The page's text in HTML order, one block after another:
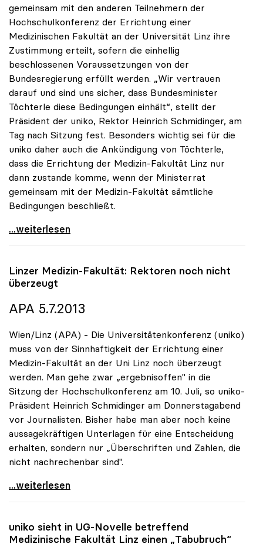
gemeinsam mit den anderen Teilnehmern der
Hochschulkonferenz der Errichtung einer
Medizinischen Fakultät an der Universität Linz ihre
Zustimmung erteilt, sofern die einhellig
beschlossenen Voraussetzungen von der
Bundesregierung erfüllt werden. „Wir vertrauen
darauf und sind uns sicher, dass Bundesminister
Töchterle diese Bedingungen einhält“, stellt der
Präsident der uniko, Rektor Heinrich Schmidinger, am
Tag nach Sitzung fest. Besonders wichtig sei für die
uniko daher auch die Ankündigung von Töchterle,
dass die Errichtung der Medizin-Fakultät Linz nur
dann zustande komme, wenn der Ministerrat
gemeinsam mit der Medizin-Fakultät sämtliche
Bedingungen beschließt.
Schmidinger ad Med-Fakultät: „Wir vertrauen auf
...weiterlesen
Linzer Medizin-Fakultät: Rektoren noch nicht
überzeugt
APA 5.7.2013
Wien/Linz (APA) - Die Universitätenkonferenz (uniko)
muss von der Sinnhaftigkeit der Errichtung einer
Medizin-Fakultät an der Uni Linz noch überzeugt
werden. Man gehe zwar „ergebnisoffen" in die
Sitzung der Hochschulkonferenz am 10. Juli, so uniko-
Präsident Heinrich Schmidinger am Donnerstagabend
vor Journalisten. Bisher habe man aber noch keine
aussagekräftigen Unterlagen für eine Entscheidung
erhalten, sondern nur „Überschriften und Zahlen, die
nicht nachrechenbar sind".
Linzer Medizin-Fakultät: Rektoren noch nicht
...weiterlesen
uniko sieht in UG-Novelle betreffend
Medizinische Fakultät Linz einen „Tabubruch“